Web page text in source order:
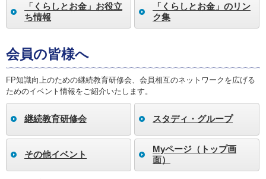
「くらしとお金」お役立
ち情報
「くらしとお金」のリン
ク集
会員の皆様へ
FP知識向上のための継続教育研修会、会員相互のネットワークを広げる
ためのイベント情報をご紹介いたします。
継続教育研修会 スタディ・グループ
その他イベント
Myページ（トップ画
面）